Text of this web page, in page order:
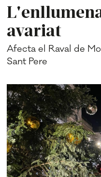
avariat
Afecta el Raval de
Sant Pere